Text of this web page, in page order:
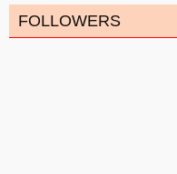
FOLLOWERS